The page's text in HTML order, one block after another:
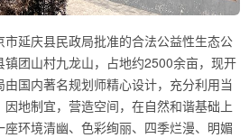
市延庆县民政局批准的合法公益性生态公
团山村九龙山，占地约2500余亩，现开
国内著名规划师精心设计，充分利用当
地制宜，营造空间，在自然和谐基础上
环境清幽、色彩绚丽、四季烂漫、明媚